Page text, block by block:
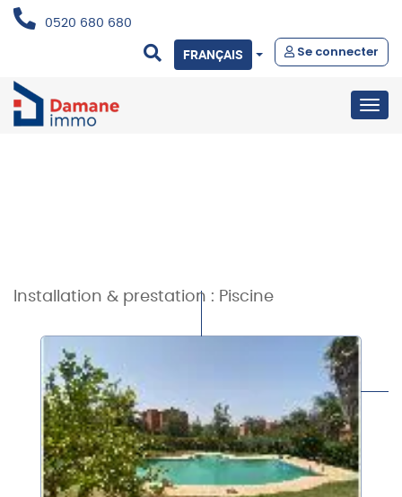
0520 680 680
Se connecter
FRANÇAIS
Installation & prestation : Piscine